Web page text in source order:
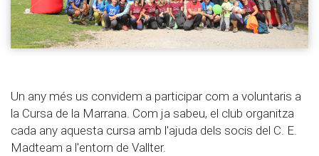
Un any més us convidem a participar com a voluntaris a
la Cursa de la Marrana. Com ja sabeu, el club organitza
cada any aquesta cursa amb l'ajuda dels socis del C. E.
Madteam a l'entorn de Vallter.